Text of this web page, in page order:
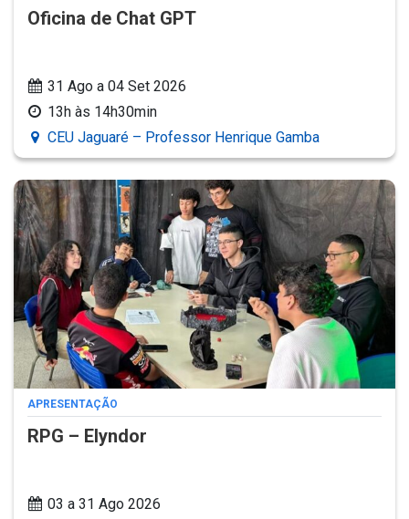
Oficina de Chat GPT
31 Ago a 04 Set 2026
13h às 14h30min
CEU Jaguaré – Professor Henrique Gamba
APRESENTAÇÃO
RPG – Elyndor
03 a 31 Ago 2026